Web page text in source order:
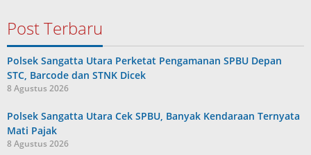
Post Terbaru
Polsek Sangatta Utara Perketat Pengamanan SPBU Depan
STC, Barcode dan STNK Dicek
8 Agustus 2026
Polsek Sangatta Utara Cek SPBU, Banyak Kendaraan Ternyata
Mati Pajak
8 Agustus 2026